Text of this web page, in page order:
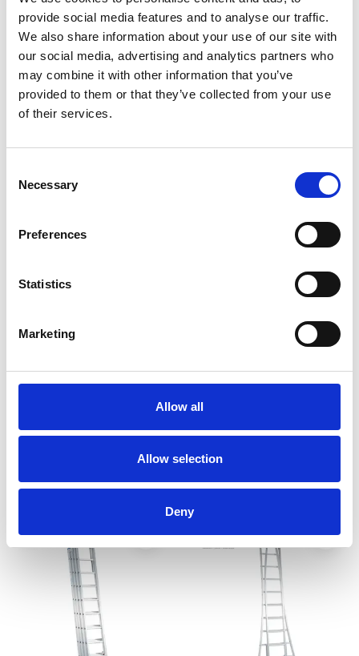
provide social media features and to analyse our traffic.
We also share information about your use of our site with
our social media, advertising and analytics partners who
may combine it with other information that you’ve
provided to them or that they’ve collected from your use
of their services.
Selection
Necessary
Preferences
Statistics
Marketing
Allow all
Allow selection
Deny
Produkt anzeigen
Produkt anzeigen
Mehr als 10.000 zufriedene
Kunden
Kostenloser Versand in den
Sprossen
Exkl.
MwSt
Wakü 102 Teleskopleiter
4x5
€473,00